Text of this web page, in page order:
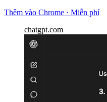
Thêm vào Chrome · Miễn phí
chatgpt.com